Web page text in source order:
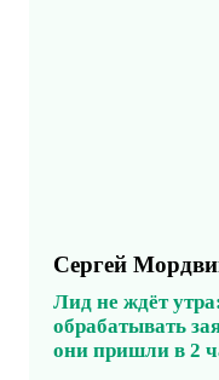
Сергей
Лид не ждёт
обрабатывать
они пришли в 2